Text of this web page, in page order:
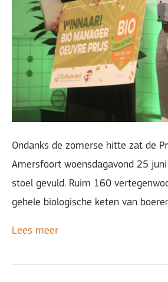
Ondanks de zomerse hitte zat de
Amersfoort woensdagavond 25
stoel gevuld. Ruim 160
gehele biologische keten van
Lees meer